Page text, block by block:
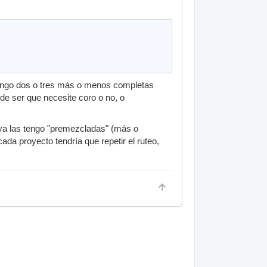
dos o tres más o menos completas
ser que necesite coro o no, o
las tengo "premezcladas" (más o
proyecto tendría que repetir el ruteo,